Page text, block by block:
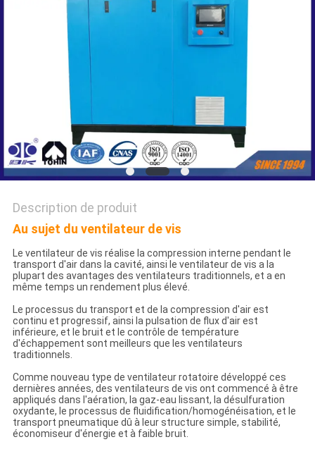
CONTACTEZ-
DEMANDEZ
UNE
CITATION
COMPANY
NEWS
PLAN
DU
SITE
PRIVACY
POLICY
Description de produit
Au sujet du ventilateur de vis
Le ventilateur de vis réalise la compression interne pendant le
transport d'air dans la cavité, ainsi le ventilateur de vis a la
plupart des avantages des ventilateurs traditionnels, et a en
même temps un rendement plus élevé.
Le processus du transport et de la compression d'air est
continu et progressif, ainsi la pulsation de flux d'air est
inférieure, et le bruit et le contrôle de température
d'échappement sont meilleurs que les ventilateurs
traditionnels.
Comme nouveau type de ventilateur rotatoire développé ces
dernières années, des ventilateurs de vis ont commencé à être
appliqués dans l'aération, la gaz-eau lissant, la désulfuration
oxydante, le processus de fluidification/homogénéisation, et le
transport pneumatique dû à leur structure simple, stabilité,
économiseur d'énergie et à faible bruit.